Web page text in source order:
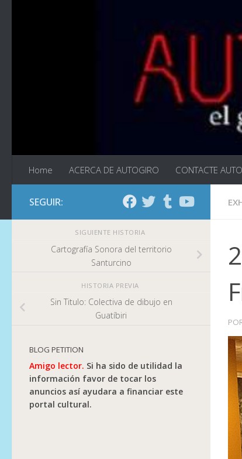
Home ACERCA DE AUTOGIRO CONTACTE
SEGUIR:
SIGUIENTE HISTORIA
Cartografía Sonora del territorio
Santurcino
HISTORIA PREVIA
Sin Titulo: Colectiva de dibujo en
Guatíbiri
BLOG PETITION
Amigo lector. Si ha sido de utilidad la
información favor de tocar los
anuncios así ayudara a financiar este
portal cultural.